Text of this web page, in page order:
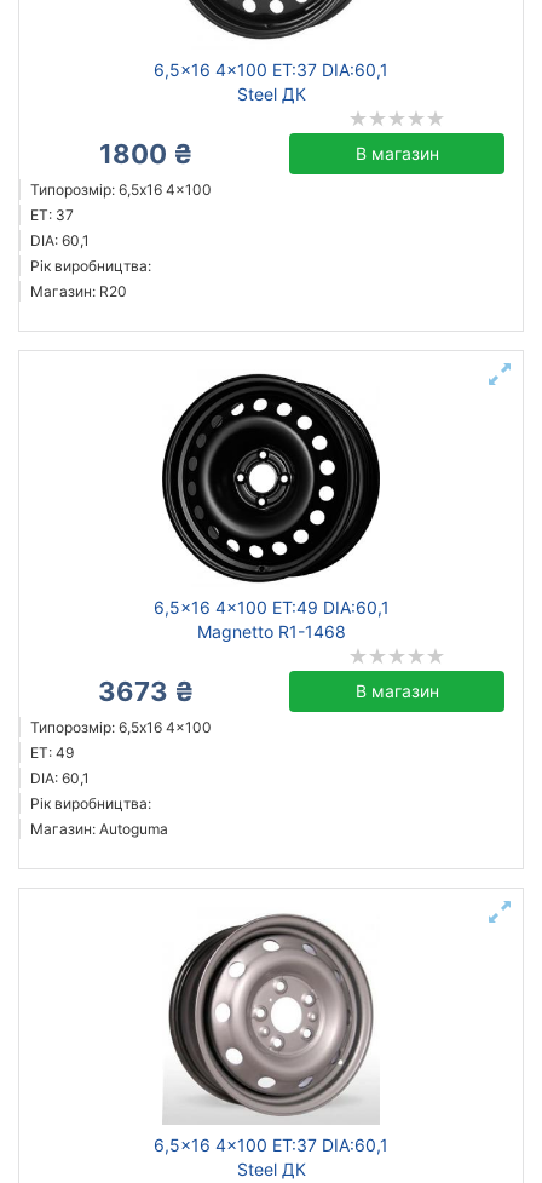
6,5x16 4x100 ET:37 DIA:60,1
Steel ДК
1800 ₴ В магазин
Типорозмір: 6,5x16 4x100
ET: 37
DIA: 60,1
Рік виробництва:
Магазин: R20
6,5x16 4x100 ET:49 DIA:60,1
Magnetto R1-1468
3673 ₴ В магазин
Типорозмір: 6,5x16 4x100
ET: 49
DIA: 60,1
Рік виробництва:
Магазин: Autoguma
6,5x16 4x100 ET:37 DIA:60,1
Steel ДК